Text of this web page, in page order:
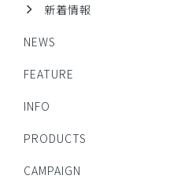
新着情報
NEWS
FEATURE
INFO
PRODUCTS
CAMPAIGN